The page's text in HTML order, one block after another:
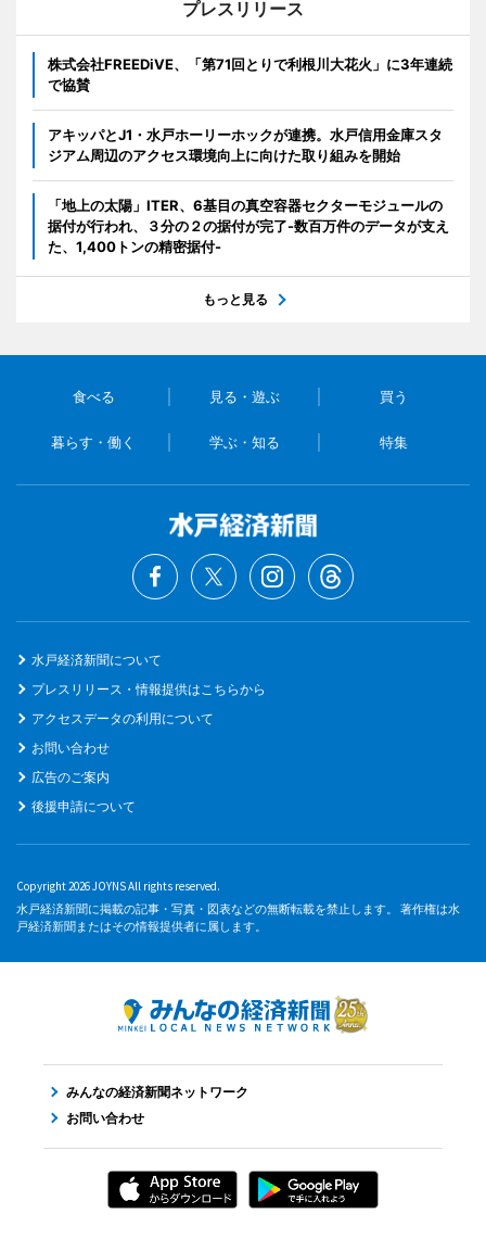
プレスリリース
株式会社FREEDiVE、「第71回とりで利根川大花火」に3年連続
で協賛
アキッパとJ1・水戸ホーリーホックが連携。水戸信用金庫スタ
ジアム周辺のアクセス環境向上に向けた取り組みを開始
「地上の太陽」ITER、6基目の真空容器セクターモジュールの
据付が行われ、３分の２の据付が完了-数百万件のデータが支え
た、1,400トンの精密据付-
もっと見る
食べる 見る・遊ぶ 買う
暮らす・働く 学ぶ・知る 特集
水戸経済新聞について
プレスリリース・情報提供はこちらから
アクセスデータの利用について
お問い合わせ
広告のご案内
後援申請について
Copyright 2026 JOYNS All rights reserved.
水戸経済新聞に掲載の記事・写真・図表などの無断転載を禁止します。 著作権は水
戸経済新聞またはその情報提供者に属します。
みんなの経済新聞ネットワーク
お問い合わせ